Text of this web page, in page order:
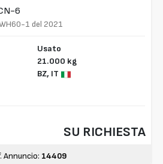
6
1 del 2021
Usato
21.000 kg
BZ, IT
SU RICHIESTA
Annuncio: 14409